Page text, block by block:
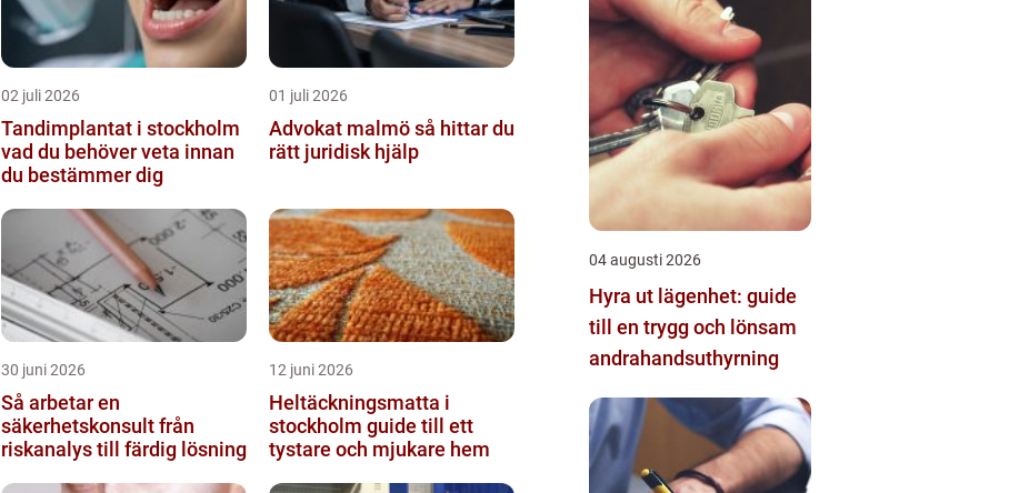
02 juli 2026
Tandimplantat i stockholm
vad du behöver veta innan
du bestämmer dig
01 juli 2026
Advokat malmö så hittar du
rätt juridisk hjälp
30 juni 2026
Så arbetar en
säkerhetskonsult från
riskanalys till färdig lösning
12 juni 2026
Heltäckningsmatta i
stockholm guide till ett
tystare och mjukare hem
04 augusti 2026
Hyra ut lägenhet: guide
till en trygg och lönsam
andrahandsuthyrning